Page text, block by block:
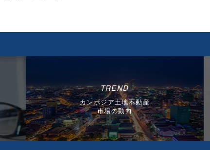
TREND
カンボジア土地不動産
市場の動向